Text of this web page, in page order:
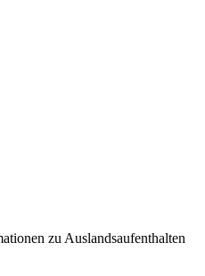
zu Auslandsaufenthalten